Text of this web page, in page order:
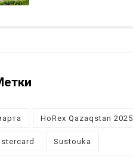
HoRex Qazaqstan 2025
Sustouka